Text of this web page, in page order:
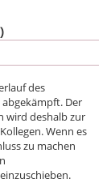
des
Der
wird deshalb zur
Wenn es
zu machen